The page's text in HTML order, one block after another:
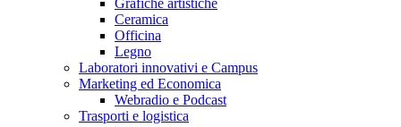
Ceramica
Officina
Legno
Laboratori innovativi e Campus
Marketing ed Economica
Webradio e Podcast
Trasporti e logistica